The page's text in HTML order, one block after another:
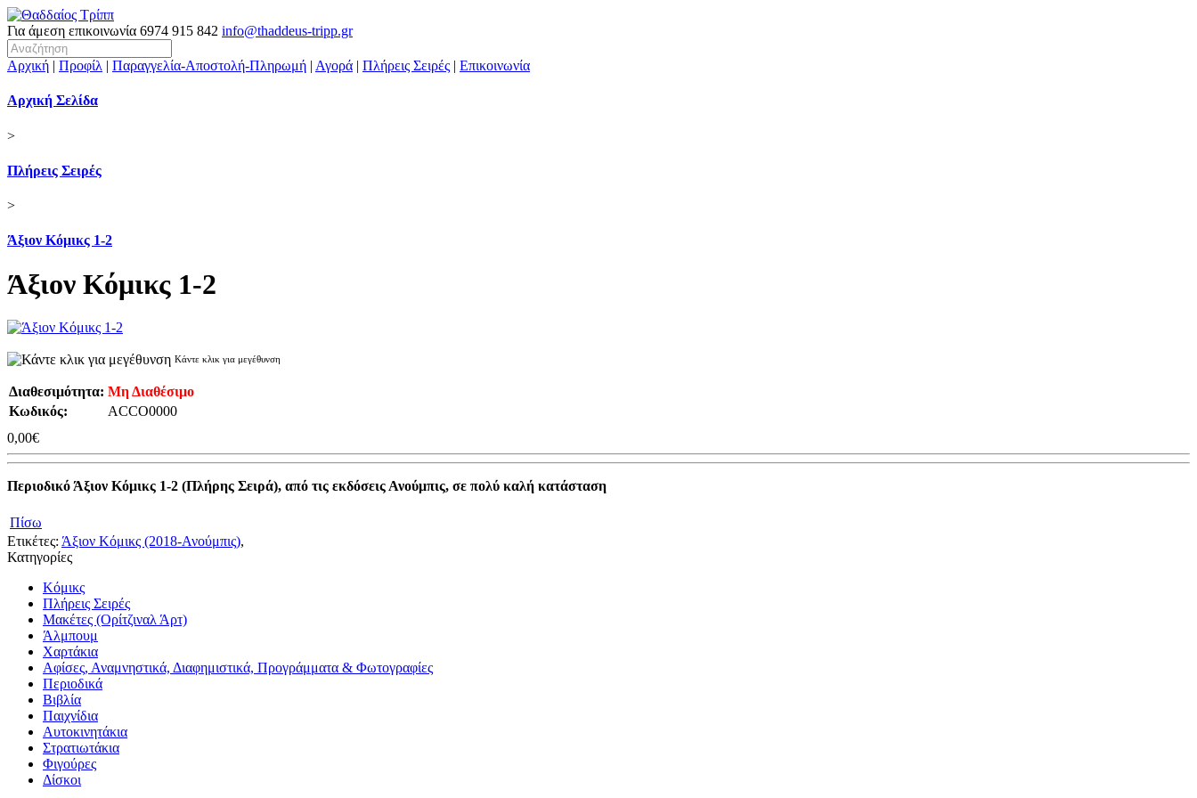
Για άμεση επικοινωνία 6974 915 842 info@thaddeus-tripp.gr
Αρχική | Προφίλ | Παραγγελία-Αποστολή-Πληρωμή | Αγορά | Πλήρεις Σειρές | Επικοινωνία
Αρχική Σελίδα
>
Πλήρεις Σειρές
>
Άξιον Κόμικς 1-2
Άξιον Κόμικς 1-2
Κάντε κλικ για μεγέθυνση
Διαθεσιμότητα: Μη Διαθέσιμο
Κωδικός:
ACCO0000
0,00€
Περιοδικό Άξιον Κόμικς 1-2 (Πλήρης Σειρά), από τις εκδόσεις Ανούμπις, σε πολύ καλή κατάσταση
Πίσω
Ετικέτες: Άξιον Κόμικς (2018-Ανούμπις),
Κατηγορίες
Κόμικς
Πλήρεις Σειρές
Μακέτες (Ορίτζιναλ Άρτ)
Άλμπουμ
Χαρτάκια
Αφίσες, Αναμνηστικά, Διαφημιστικά, Προγράμματα & Φωτογραφίες
Περιοδικά
Βιβλία
Παιχνίδια
Αυτοκινητάκια
Στρατιωτάκια
Φιγούρες
Δίσκοι